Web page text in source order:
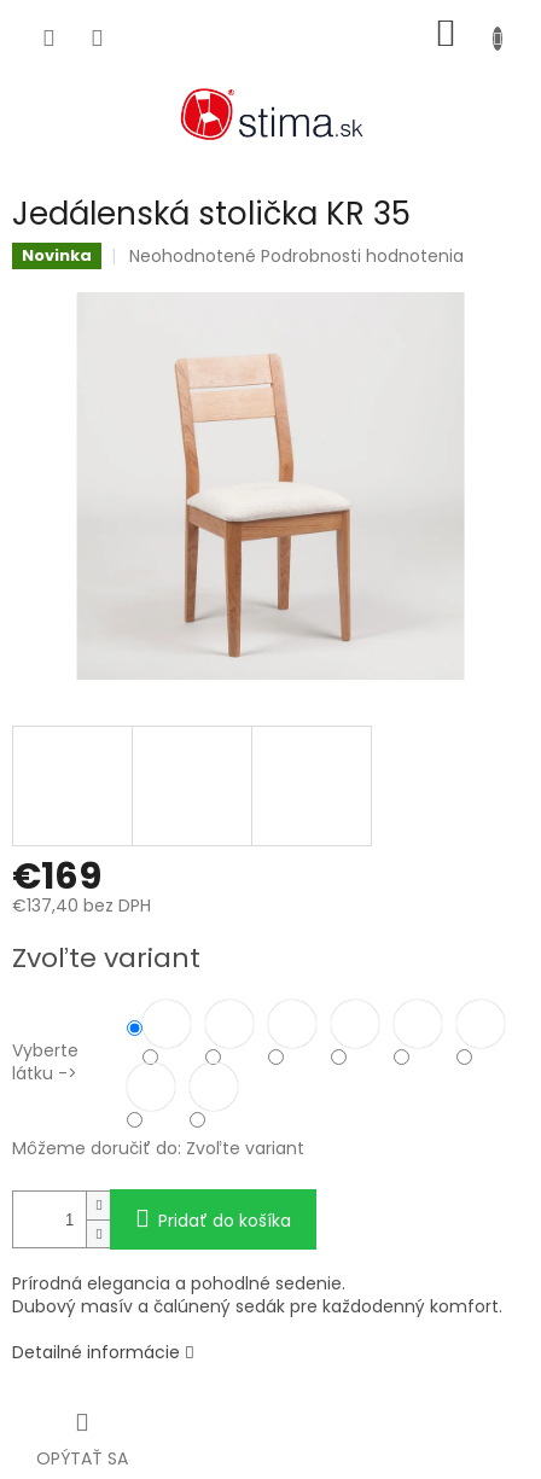
KOŠÍK
Jedálenská stolička KR 35
Novinka
Priemerné
produktu
hviezdičiek.
Neohodnotené Podrobnosti hodnotenia
€169
€137,40 bez DPH
cena:
Zvoľte variant
Vyberte
látku ->
Môžeme doručiť do: Zvoľte variant
Pridať do košíka
Prírodná elegancia a pohodlné sedenie.
Dubový masív a čalúnený sedák pre každodenný komfort.
Detailné informácie
OPÝTAŤ SA